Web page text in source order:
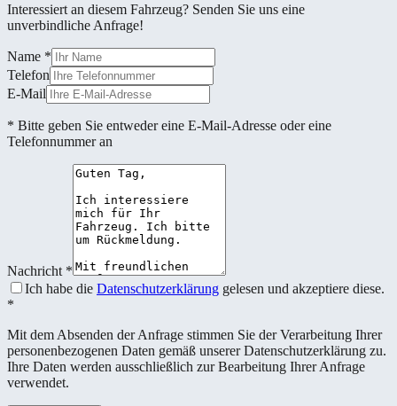
Interessiert an diesem Fahrzeug? Senden Sie uns eine
unverbindliche Anfrage!
Name *
Telefon
E-Mail
* Bitte geben Sie entweder eine E-Mail-Adresse oder eine
Telefonnummer an
Nachricht *
Ich habe die Datenschutzerklärung gelesen und akzeptiere diese.
*
Mit dem Absenden der Anfrage stimmen Sie der Verarbeitung Ihrer
personenbezogenen Daten gemäß unserer Datenschutzerklärung zu.
Ihre Daten werden ausschließlich zur Bearbeitung Ihrer Anfrage
verwendet.